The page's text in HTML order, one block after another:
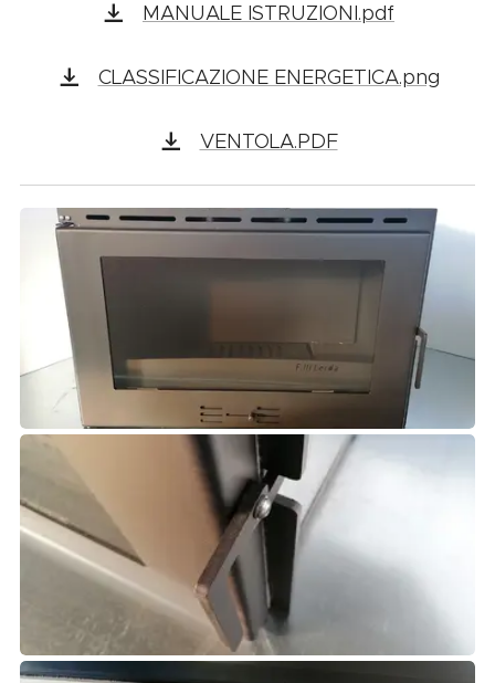
MANUALE ISTRUZIONI.pdf
CLASSIFICAZIONE ENERGETICA.png
VENTOLA.PDF